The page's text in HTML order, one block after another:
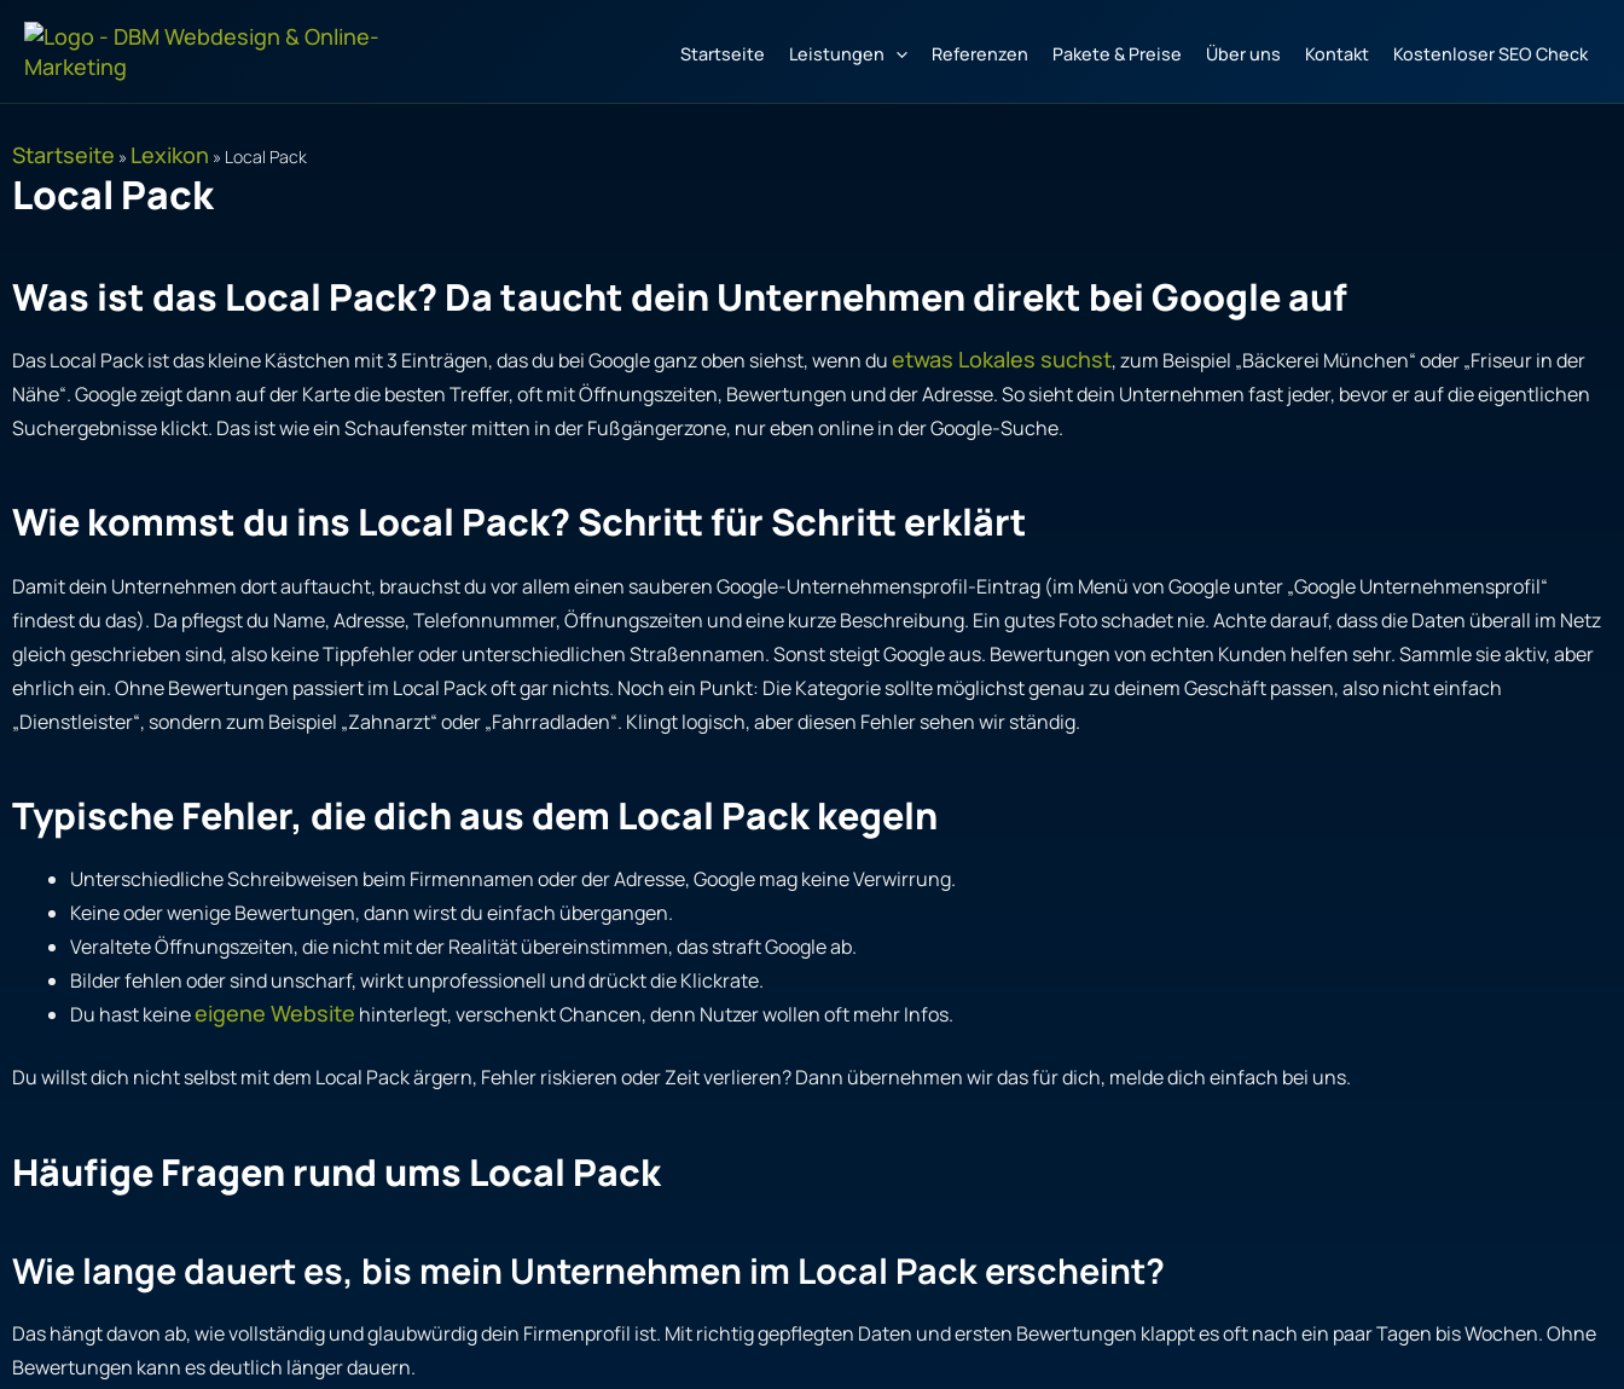
Inhalt
springen
Startseite Leistungen Referenzen Pakete & Preise Über uns Kontakt Kostenloser SEO Check
Startseite » Lexikon » Local Pack
Local Pack
Was ist das Local Pack? Da taucht dein Unternehmen direkt bei Google auf
Das Local Pack ist das kleine Kästchen mit 3 Einträgen, das du bei Google ganz oben siehst, wenn duetwas Lokales suchst, zum Beispiel „Bäckerei München“ oder „Friseur in der
Nähe“. Google zeigt dann auf der Karte die besten Treffer, oft mit Öffnungszeiten, Bewertungen und der Adresse. So sieht dein Unternehmen fast jeder, bevor er auf die eigentlichen
Suchergebnisse klickt. Das ist wie ein Schaufenster mitten in der Fußgängerzone, nur eben online in der Google-Suche.
Wie kommst du ins Local Pack? Schritt für Schritt erklärt
Damit dein Unternehmen dort auftaucht, brauchst du vor allem einen sauberen Google-Unternehmensprofil-Eintrag (im Menü von Google unter „Google Unternehmensprofil“
findest du das). Da pflegst du Name, Adresse, Telefonnummer, Öffnungszeiten und eine kurze Beschreibung. Ein gutes Foto schadet nie. Achte darauf, dass die Daten überall im Netz
gleich geschrieben sind, also keine Tippfehler oder unterschiedlichen Straßennamen. Sonst steigt Google aus. Bewertungen von echten Kunden helfen sehr. Sammle sie aktiv, aber
ehrlich ein. Ohne Bewertungen passiert im Local Pack oft gar nichts. Noch ein Punkt: Die Kategorie sollte möglichst genau zu deinem Geschäft passen, also nicht einfach
„Dienstleister“, sondern zum Beispiel „Zahnarzt“ oder „Fahrradladen“. Klingt logisch, aber diesen Fehler sehen wir ständig.
Typische Fehler, die dich aus dem Local Pack kegeln
Unterschiedliche Schreibweisen beim Firmennamen oder der Adresse, Google mag keine Verwirrung.
Keine oder wenige Bewertungen, dann wirst du einfach übergangen.
Veraltete Öffnungszeiten, die nicht mit der Realität übereinstimmen, das straft Google ab.
Bilder fehlen oder sind unscharf, wirkt unprofessionell und drückt die Klickrate.
Du hast keineeigene Website hinterlegt, verschenkt Chancen, denn Nutzer wollen oft mehr Infos.
Du willst dich nicht selbst mit dem Local Pack ärgern, Fehler riskieren oder Zeit verlieren? Dann übernehmen wir das für dich, melde dich einfach bei uns.
Häufige Fragen rund ums Local Pack
Wie lange dauert es, bis mein Unternehmen im Local Pack erscheint?
Das hängt davon ab, wie vollständig und glaubwürdig dein Firmenprofil ist. Mit richtig gepflegten Daten und ersten Bewertungen klappt es oft nach ein paar Tagen bis Wochen. Ohne
Bewertungen kann es deutlich länger dauern.